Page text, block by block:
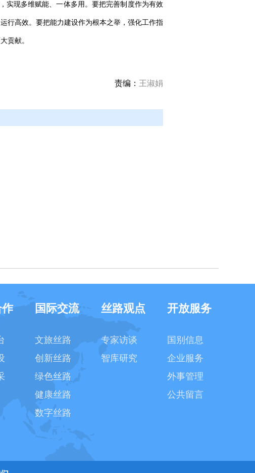
实现多维赋能、一体多用。要把完善制度作为有效
行高效。要把能力建设作为根本之举，强化工作指
贡献。
责编： 王淑娟
国际交流
文旅丝路
创新丝路
绿色丝路
健康丝路
数字丝路
丝路观点
专家访谈
智库研究
开放服务
国别信息
企业服务
外事管理
公共留言